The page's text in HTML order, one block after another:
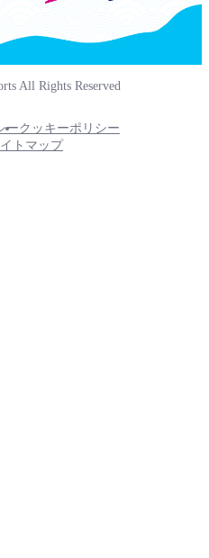
All Rights Reserved
ークッキーポリシー
トマップ